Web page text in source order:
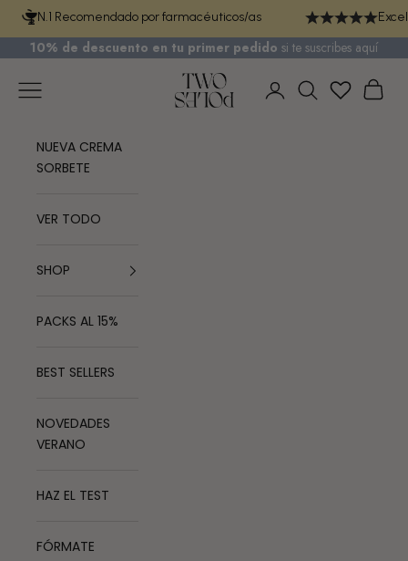
Ir al contenidoN.1 Recomendado por farmacéuticos/as
10% de descuento en tu primer pedido si te suscribes aquí
TWO POLES COSMETICS
Menú
Iniciar sesión
Buscar
NUEVA CREMA
SORBETE
VER TODO
SHOP
PACKS AL 15%
BEST SELLERS
NOVEDADES
VERANO
HAZ EL TEST
FÓRMATE